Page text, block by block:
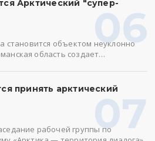
06
Арктический "супер-
становится объектом неуклонно
область создает…
07
принять арктический
рабочей группы по